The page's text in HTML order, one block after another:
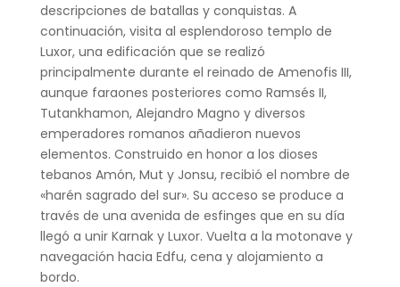
descripciones de batallas y conquistas. A
continuación, visita al esplendoroso templo de
Luxor, una edificación que se realizó
principalmente durante el reinado de Amenofis III,
aunque faraones posteriores como Ramsés II,
Tutankhamon, Alejandro Magno y diversos
emperadores romanos añadieron nuevos
elementos. Construido en honor a los dioses
tebanos Amón, Mut y Jonsu, recibió el nombre de
«harén sagrado del sur». Su acceso se produce a
través de una avenida de esfinges que en su día
llegó a unir Karnak y Luxor. Vuelta a la motonave y
navegación hacia Edfu, cena y alojamiento a
bordo.